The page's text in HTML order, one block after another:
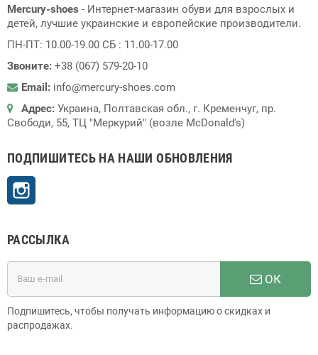
Mercury-shoes - Интернет-магазин обуви для взрослых и
детей, лучшие украинские и європейские производители.
ПН-ПТ: 10.00-19.00 СБ : 11.00-17.00
Звоните: +38 (067) 579-20-10
Email: info@mercury-shoes.com
Адрес: Украина, Полтавская обл., г. Кременчуг, пр.
Свободи, 55, ТЦ "Меркурий" (возле McDonald's)
ПОДПИШИТЕСЬ НА НАШИ ОБНОВЛЕНИЯ
РАССЫЛКА
ОК
Подпишитесь, чтобы получать информацию о скидках и
распродажах.